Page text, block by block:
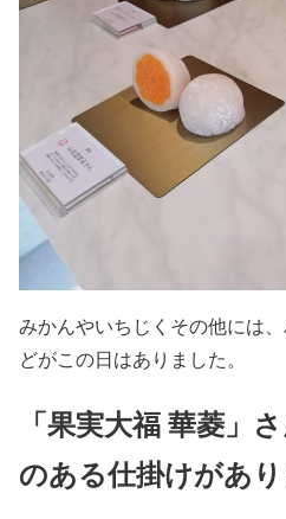
みかんやいちじくその他には
どがこの日はありました。
「果実大福 華菱」
のある仕掛けがあり